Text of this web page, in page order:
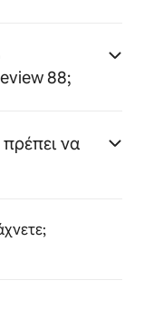
88;
να